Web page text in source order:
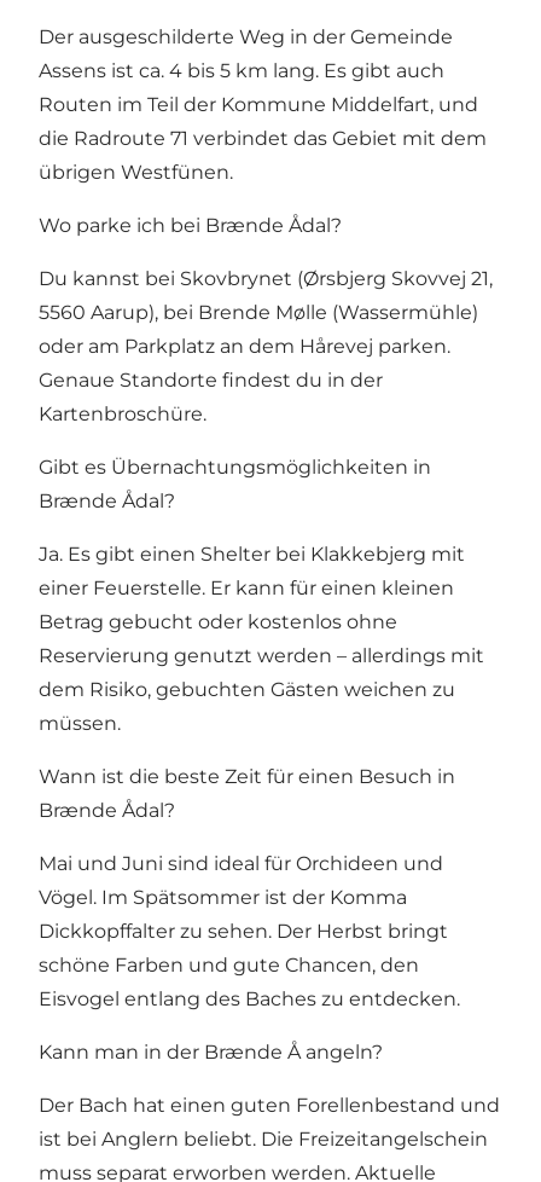
Der ausgeschilderte Weg in der Gemeinde
Assens ist ca. 4 bis 5 km lang. Es gibt auch
Routen im Teil der Kommune Middelfart, und
die Radroute 71 verbindet das Gebiet mit dem
übrigen Westfünen.
Wo parke ich bei Brænde Ådal?
Du kannst bei Skovbrynet (Ørsbjerg Skovvej 21,
5560 Aarup), bei Brende Mølle (Wassermühle)
oder am Parkplatz an dem Hårevej parken.
Genaue Standorte findest du in der
Kartenbroschüre.
Gibt es Übernachtungsmöglichkeiten in
Brænde Ådal?
Ja. Es gibt einen Shelter bei Klakkebjerg mit
einer Feuerstelle. Er kann für einen kleinen
Betrag gebucht oder kostenlos ohne
Reservierung genutzt werden – allerdings mit
dem Risiko, gebuchten Gästen weichen zu
müssen.
Wann ist die beste Zeit für einen Besuch in
Brænde Ådal?
Mai und Juni sind ideal für Orchideen und
Vögel. Im Spätsommer ist der Komma
Dickkopffalter zu sehen. Der Herbst bringt
schöne Farben und gute Chancen, den
Eisvogel entlang des Baches zu entdecken.
Kann man in der Brænde Å angeln?
Der Bach hat einen guten Forellenbestand und
ist bei Anglern beliebt. Die Freizeit­angelschein
muss separat erworben werden. Aktuelle